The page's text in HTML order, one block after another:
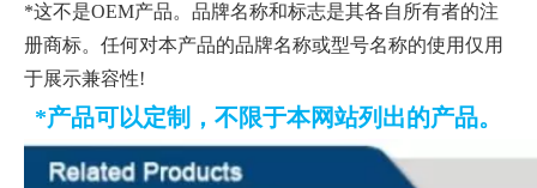
*这不是OEM产品。品牌名称和标志是其各自所有者的注
册商标。任何对本产品的品牌名称或型号名称的使用仅用
于展示兼容性!
*产品可以定制，不限于本网站列出的产品。